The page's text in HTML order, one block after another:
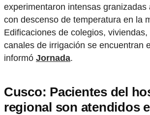
experimentaron intensas granizadas
con descenso de temperatura en la
Edificaciones de colegios,
canales de irrigación se encuentran
informó Jornada.
Cusco: Pacientes del
regional son atendidos